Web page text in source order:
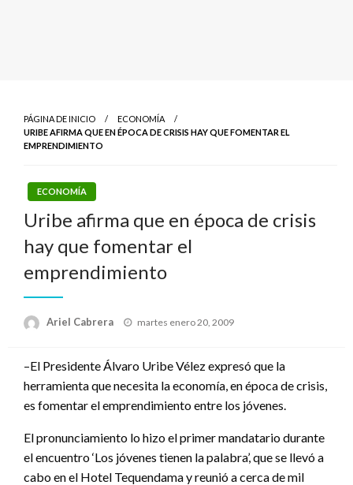
PÁGINA DE INICIO
ECONOMÍA
URIBE AFIRMA QUE EN ÉPOCA DE CRISIS HAY QUE FOMENTAR EL
EMPRENDIMIENTO
ECONOMÍA
Uribe afirma que en época de crisis
hay que fomentar el
emprendimiento
Ariel Cabrera
Publicado
martes enero 20, 2009
–El Presidente Álvaro Uribe Vélez expresó que la
herramienta que necesita la economía, en época de crisis,
es fomentar el emprendimiento entre los jóvenes.
El pronunciamiento lo hizo el primer mandatario durante
el encuentro ‘Los jóvenes tienen la palabra’, que se llevó a
cabo en el Hotel Tequendama y reunió a cerca de mil